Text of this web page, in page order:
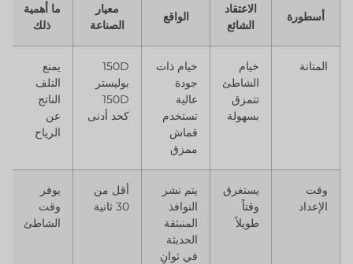
أسطورة
الاعتقاد
الشائع
الواقع
معيار
الصناعة
ما أهمية
ذلك
المتانة
خيام
الشاطئ
تتمزق
بسهولة
خيام ذات
جودة
عالية
تستخدم
قماش
ممزق
150D
بوليستر
150D
كحد أدنى
يمنع
التلف
الناتج
عن
الرياح
وقت
الإعداد
يستغرق
وقتاً
طويلاً
يتم نشر
النوافذ
المنبثقة
الحديثة
في ثوانٍ
أقل من
30 ثانية
يوفر
وقت
الشاطئ